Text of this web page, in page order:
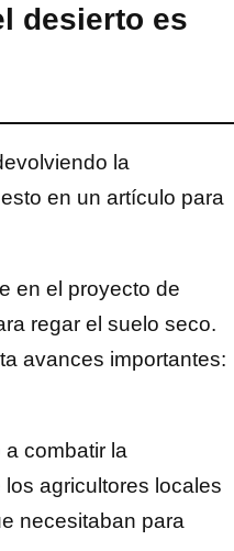
desierto es
la
en un artículo para
en el proyecto de
regar el suelo seco.
avances importantes:
combatir la
agricultores locales
necesitaban para